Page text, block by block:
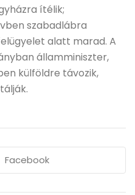
ítélik;
szabadlábra
alatt marad. A
államminiszter,
külföldre távozik,
Facebook